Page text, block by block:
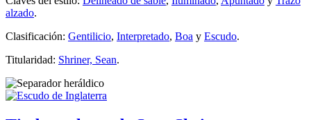
alzado.
Clasificación: Gentilicio, Interpretado, Boa y Escudo.
Titularidad: Shriner, Sean.